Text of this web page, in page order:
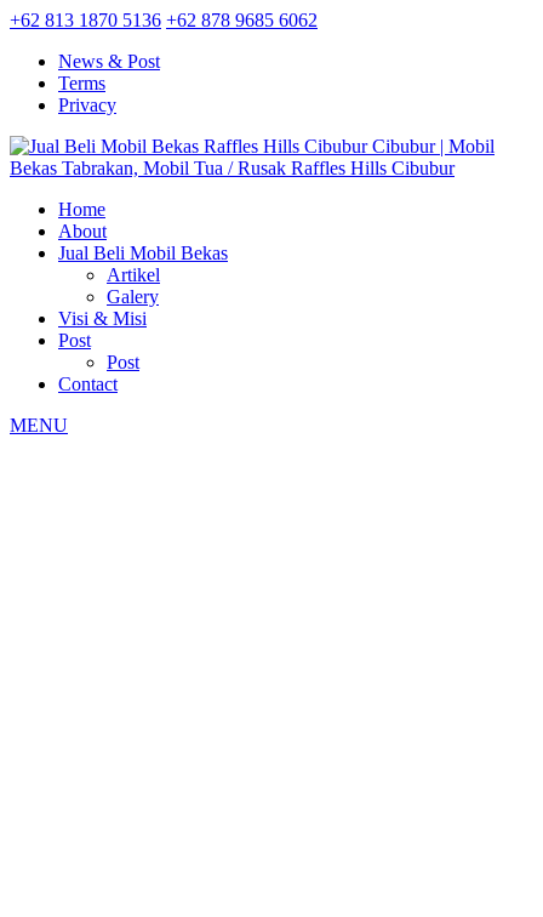
+62 813 1870 5136 +62 878 9685 6062
News & Post
Terms
Privacy
Home
About
Jual Beli Mobil Bekas
Artikel
Galery
Visi & Misi
Post
Post
Contact
MENU